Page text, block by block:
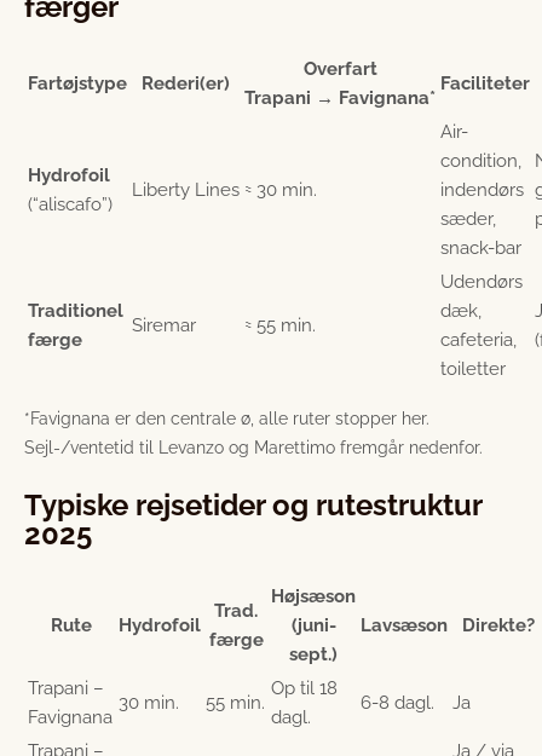
færger
Fartøjstype Rederi(er)
Overfart
Trapani → Favignana*
Faciliteter
Hydrofoil
(“aliscafo”)
Liberty Lines ≈ 30 min.
Air-
condition,
indendørs
sæder,
snack-bar
Traditionel
færge
Siremar ≈ 55 min.
Udendørs
dæk,
cafeteria,
toiletter
*Favignana er den centrale ø, alle ruter stopper her.
Sejl-/ventetid til Levanzo og Marettimo fremgår nedenfor.
Typiske rejsetider og rutestruktur
2025
Rute Hydrofoil
Trad.
færge
Højsæson
(juni-
sept.)
Lavsæson Direkte?
Trapani –
Favignana
30 min. 55 min.
Op til 18
dagl.
6-8 dagl. Ja
Trapani –
Ja / via